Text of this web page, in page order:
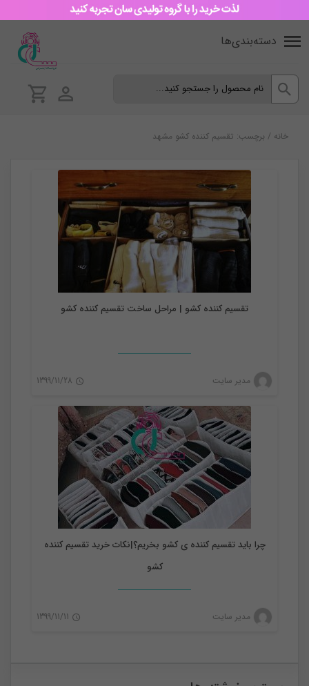
دسته‌بندی‌ها
خانه / برچسب: تقسیم کننده کشو مشهد
0
تقسیم کننده کشو | مراحل ساخت تقسیم کننده کشو
مدیر سایت 1399/11/28
نظم دهنده
چرا باید تقسیم کننده ‌‌ی کشو بخریم؟|نکات خرید تقسیم کننده
کشو
مدیر سایت 1399/11/11